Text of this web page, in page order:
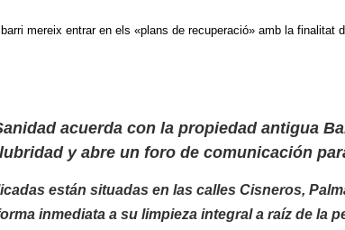
barri mereix entrar en els «plans de recuperació» amb la finalitat
acuerda con la propiedad antigua
y abre un foro de comunicación
están situadas en las calles Cisneros,
inmediata a su limpieza integral a raíz de la